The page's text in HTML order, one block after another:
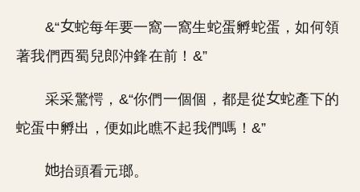
&“
蛇每年要一窩一窩生蛇蛋孵蛇蛋，如何領
著我們西蜀兒郎沖鋒在前！&”
采采驚愕，&“你們一個個，都是從
蛇產下的
蛇蛋中孵出，便如此瞧不起我們嗎！&”
抬頭看元瑯。